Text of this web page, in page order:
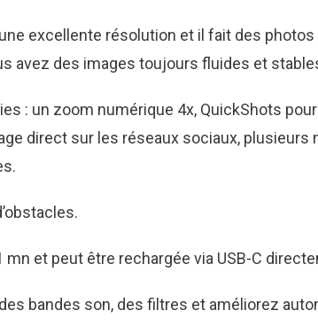
excellente résolution et il fait des photos
avez des images toujours fluides et
: un zoom numérique 4x, QuickShots
direct sur les réseaux sociaux, plusieurs
et peut être rechargée via USB-C
bandes son, des filtres et améliorez